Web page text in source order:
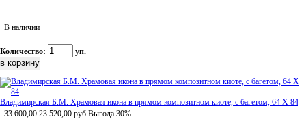
В наличии
Количество: уп.
Владимирская Б.М. Храмовая икона в прямом композитном киоте, с багетом, 64 Х 84
33 600,00 23 520,00 руб Выгода 30%